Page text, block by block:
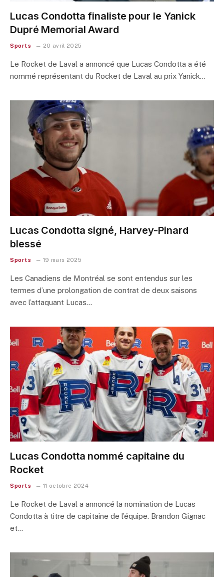
Lucas Condotta finaliste pour le Yanick
Dupré Memorial Award
Sports 20 avril 2025
Le Rocket de Laval a annoncé que Lucas Condotta a été
nommé représentant du Rocket de Laval au prix Yanick…
Lucas Condotta signé, Harvey-Pinard
blessé
Sports 19 mars 2025
Les Canadiens de Montréal se sont entendus sur les
termes d’une prolongation de contrat de deux saisons
avec l’attaquant Lucas…
Lucas Condotta nommé capitaine du
Rocket
Sports 11 octobre 2024
Le Rocket de Laval a annoncé la nomination de Lucas
Condotta à titre de capitaine de l’équipe. Brandon Gignac
et…